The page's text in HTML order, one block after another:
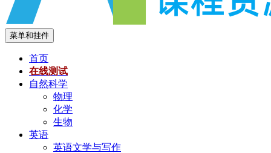
菜单和挂件
首页
在线测试
自然科学
物理
化学
生物
英语
英语文学与写作